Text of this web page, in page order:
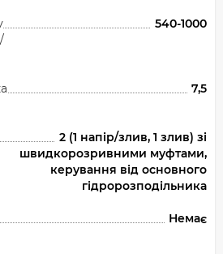
540-1000
7,5
2 (1 напір/злив, 1 злив) зі
швидкорозривними муфтами,
керування від основного
гідророзподільника
Немає